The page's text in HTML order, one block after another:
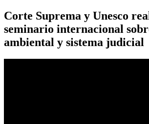
Corte Suprema y Unesco
seminario internacional
ambiental y sistema judicial